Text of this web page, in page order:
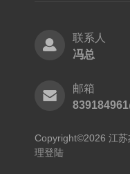
联系人
冯总
邮箱
Copyright©2026 江
理登陆